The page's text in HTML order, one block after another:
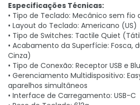
Especificações Técnicas:
• Tipo de Teclado: Mecânico sem fio
• Layout do Teclado: Americano (US)
• Tipo de Switches: Tactile Quiet
• Acabamento da Superfície: Fosca,
Cinza)
• Tipo de Conexão: Receptor USB e
• Gerenciamento Multidispositivo:
aparelhos simultâneos
• Interface de Carregamento: USB-C